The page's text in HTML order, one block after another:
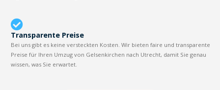
Transparente Preise
Bei uns gibt es keine versteckten Kosten. Wir bieten faire und transparente
Preise für Ihren Umzug von Gelsenkirchen nach Utrecht, damit Sie genau
wissen, was Sie erwartet.